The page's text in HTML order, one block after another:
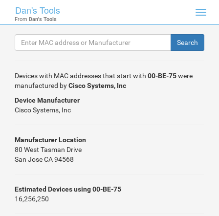
Dan's Tools
From Dan's Tools
Devices with MAC addresses that start with 00-BE-75were
manufactured byCisco Systems, Inc
Device Manufacturer
Cisco Systems, Inc
Manufacturer Location
80 West Tasman Drive
San Jose CA 94568
Estimated Devices using 00-BE-75
16,256,250